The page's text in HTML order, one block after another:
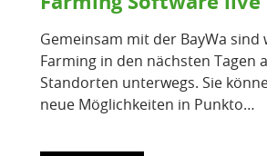
Gemeinsam mit der BayWa sind
Farming in den nächsten Tagen
Standorten unterwegs. Sie
neue Möglichkeiten in Punkto…